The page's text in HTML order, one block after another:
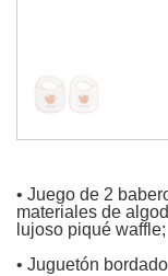
• Juego de 2
materiales de
lujoso piqué waffle;
• Juguetón